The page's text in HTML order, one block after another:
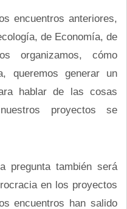
encuentros anteriores,
de Economía, de
organizamos, cómo
queremos generar un
hablar de las cosas
proyectos se
pregunta también será
en los proyectos
encuentros han salido